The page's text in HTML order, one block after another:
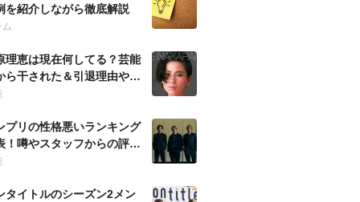
を紹介しながら徹底解説
ム
理恵は現在何してる？芸能
ら干された＆引退理由や当
噂も徹底調査！
プリの性格悪いランキング
！噂やスタッフからの評判
も徹底調査！
タイトルのシーズン2メン